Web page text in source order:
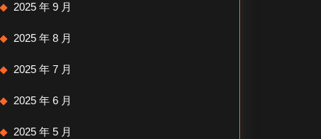
2025 年 9 月
2025 年 8 月
2025 年 7 月
2025 年 6 月
2025 年 5 月